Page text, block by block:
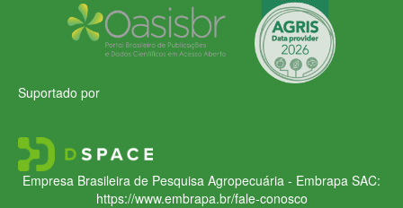
Suportado por
Empresa Brasileira de Pesquisa Agropecuária - Embrapa SAC:
https://www.embrapa.br/fale-conosco